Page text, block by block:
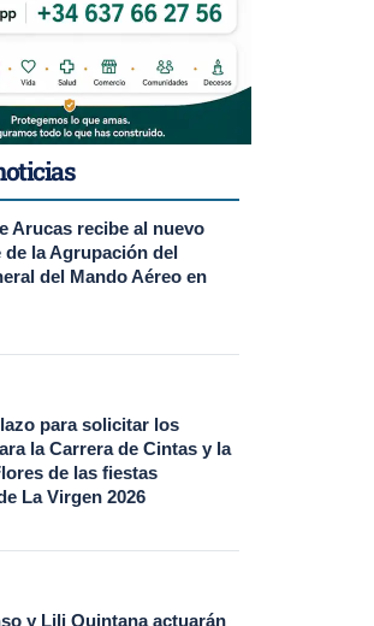
Arucas recibe al nuevo
de la Agrupación del
del Mando Aéreo en
para solicitar los
la Carrera de Cintas y la
de las fiestas
La Virgen 2026
y Lili Quintana actuarán